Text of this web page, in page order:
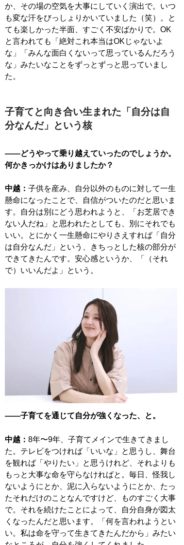
か、その場の空気を大事にしていく演出で。いつ
も変な汗をびっしょりかいていました（笑）。と
ても楽しかった半面、すごく不安ばかりで。OK
と言われても「絶対これ本当はOKじゃないよ
な」「みんな面白くないって思っているんだろう
な」みたいなことをずっとずっと思っていまし
た。
子育てと向き合い生まれた「自分は自
分なんだ」という核
——どうやって乗り越えていったのでしょうか。
何かきっかけはありましたか？
中越： 子供を産み、自分以外のものに対して一生
懸命になったことで、自信がついたのだと思いま
す。自分は別にどう思われようと、「お芝居でき
ない人だね」と思われたとしても、別にそれでも
いい。とにかく一生懸命にやりさえすれば「自分
は自分なんだ」という、きちっとした核の部分が
できてきたんです。安心感というか、「（それ
で）いいんだよ」という。
——子育てを通じて自分が強くなった、と。
中越： 8年〜9年、子育てメインで生きてきまし
た。テレビをつければ「いいな」と思うし、舞台
を観れば「やりたい」と思うけれど、それよりも
もっと大事な命を守らなければと。毎日、怪我し
ないようにとか、泥に入らないようにとか、たっ
たそれだけのことなんですけど、ものすごく大事
で。それを続けたことによって、自分自身が図太
くなったんだと思います。「何を言われようとい
い。私は命を守って生きてきたんだから」みたい